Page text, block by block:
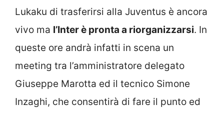
Lukaku di trasferirsi alla Juventus è ancora
vivo ma l’Inter è pronta a riorganizzarsi. In
queste ore andrà infatti in scena un
meeting tra l’amministratore delegato
Giuseppe Marotta ed il tecnico Simone
Inzaghi, che consentirà di fare il punto ed